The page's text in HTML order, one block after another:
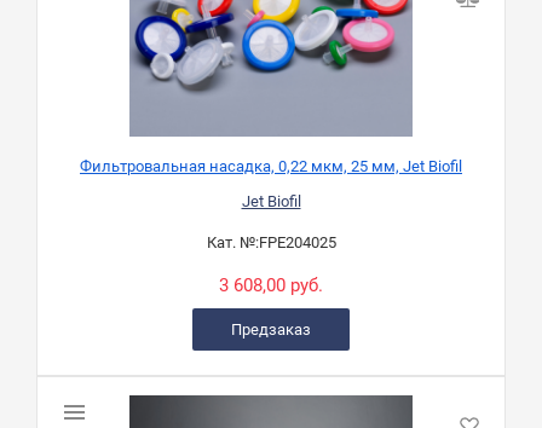
Фильтровальная насадка, 0,22 мкм, 25 мм, Jet Biofil
Jet Biofil
Кат. №:FPE204025
3 608,00 руб.
Предзаказ